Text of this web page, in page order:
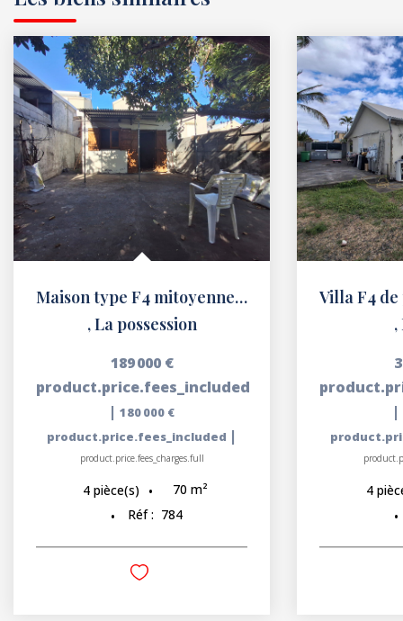
Maison type F4 mitoyenne des deux côtés ZAC St-Laurent
,La possession
189 000 €
product.price.fees_included
| 180 000 €
product.price.fees_included |
product.price.fees_charges.full
4 pièce(s) 70 m²
Réf : 784
,
|
4